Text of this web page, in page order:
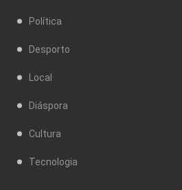
Política
Desporto
Local
Diáspora
Cultura
Tecnologia